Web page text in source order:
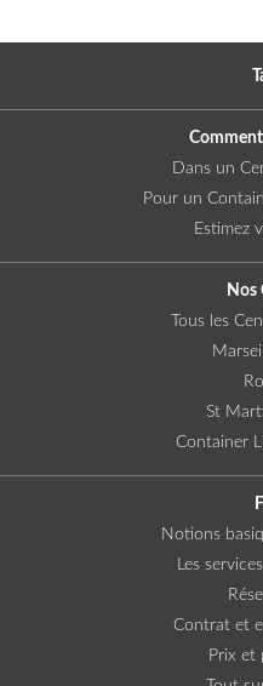
Dans un
Pour un
Estimez
Nos
Tous les
St
Container
Notions
Les
Contrat et
Prix et